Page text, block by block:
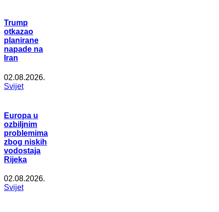
Trump
otkazao
planirane
napade na
Iran
02.08.2026.
Svijet
Europa u
ozbiljnim
problemima
zbog niskih
vodostaja
Rijeka
02.08.2026.
Svijet